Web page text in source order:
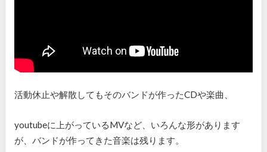
活動休止や解散してもそのバンドが作ったCDや楽曲、
youtubeに上がっているMVなど、いろんな形があります
が、バンドが作ってきた音楽は残ります。